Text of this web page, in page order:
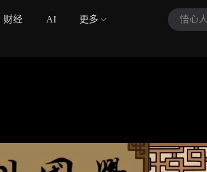
财经 AI 更多 悟心人